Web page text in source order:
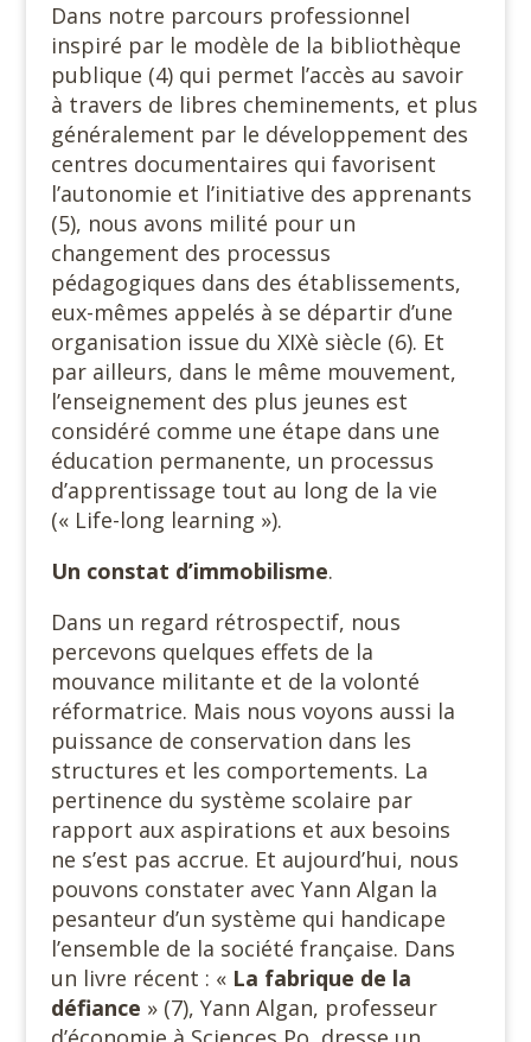
Dans notre parcours professionnel
inspiré par le modèle de la bibliothèque
publique (4) qui permet l’accès au savoir
à travers de libres cheminements, et plus
généralement par le développement des
centres documentaires qui favorisent
l’autonomie et l’initiative des apprenants
(5), nous avons milité pour un
changement des processus
pédagogiques dans des établissements,
eux-mêmes appelés à se départir d’une
organisation issue du XIXè siècle (6). Et
par ailleurs, dans le même mouvement,
l’enseignement des plus jeunes est
considéré comme une étape dans une
éducation permanente, un processus
d’apprentissage tout au long de la vie
(« Life-long learning »).
Un constat d’immobilisme.
Dans un regard rétrospectif, nous
percevons quelques effets de la
mouvance militante et de la volonté
réformatrice. Mais nous voyons aussi la
puissance de conservation dans les
structures et les comportements. La
pertinence du système scolaire par
rapport aux aspirations et aux besoins
ne s’est pas accrue. Et aujourd’hui, nous
pouvons constater avec Yann Algan la
pesanteur d’un système qui handicape
l’ensemble de la société française. Dans
un livre récent : « La fabrique de la
défiance » (7), Yann Algan, professeur